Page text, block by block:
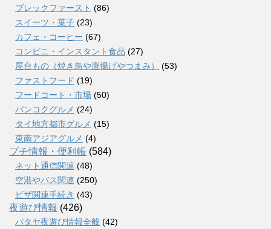
ブレックファースト (86)
スイーツ・菓子 (23)
カフェ・コーヒー (67)
コンビニ・インスタント食品 (27)
屋台もの（焼き鳥や唐揚げやつまみ）
(53)
ファストフード (19)
フードコート・市場 (50)
バンコクグルメ (24)
タイ地方都市グルメ (15)
東南アジアグルメ (4)
プチ情報・便利帳 (584)
ネット通信関連 (48)
空港やバス関連 (250)
ビザ関連手続き (43)
夜遊び情報 (426)
パタヤ夜遊び情報全般 (42)